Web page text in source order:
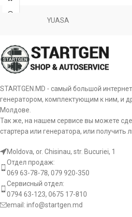
ASU4102, PBU1619,
Unipoint
Valeo 437690
WAI 1-2387-22BO
WPS
8529N
TDE
Bosch
0124515212,
Cargo 113300
CAS CAL10127GS
Delco
DRB2550
HC-PARTS
CA1689IR,
CA2076IR
HELLA 8EL738041001
YUASA
STARTGEN.MD - самый большой
генератором, комплектующим к ним, и
Молдове.
Так же, на нашем сервисе вы можете
стартера или генератора, или получить
Moldova, or. Chisinau, str. Bucuriei, 1
Отдел продаж:
069 63-78-78, 079 920-350
Сервисный отдел:
0794 63-123, 0675 17-810
email: info@startgen.md